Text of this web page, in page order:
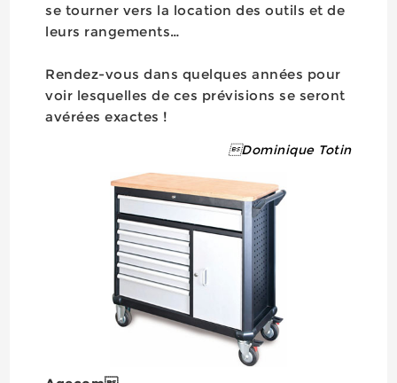
se tourner vers la location des outils et de
leurs rangements…
Rendez-vous dans quelques années pour
voir lesquelles de ces prévisions se seront
avérées exactes !
Dominique Totin